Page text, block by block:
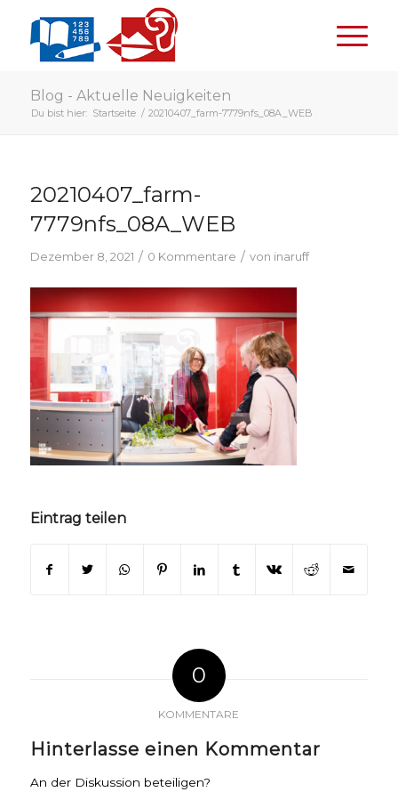
Blog - Aktuelle Neuigkeiten
Du bist hier: Startseite / 20210407_farm-7779nfs_08A_WEB
20210407_farm-
7779nfs_08A_WEB
Dezember 8, 2021 / 0 Kommentare / von inaruff
Eintrag teilen
0
KOMMENTARE
Hinterlasse einen Kommentar
An der Diskussion beteiligen?